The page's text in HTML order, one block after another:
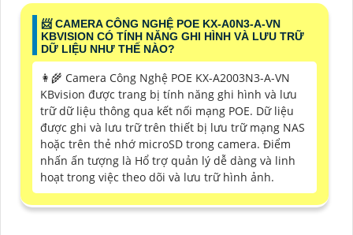
📨 CAMERA CÔNG NGHỆ POE KX-A0N3-A-VN
KBVISION CÓ TÍNH NĂNG GHI HÌNH VÀ LƯU TRỮ
DỮ LIỆU NHƯ THẾ NÀO?
👩‍🌾 Camera Công Nghệ POE KX-A2003N3-A-VN
KBvision được trang bị tính năng ghi hình và lưu
trữ dữ liệu thông qua kết nối mạng POE. Dữ liệu
được ghi và lưu trữ trên thiết bị lưu trữ mạng NAS
hoặc trên thẻ nhớ microSD trong camera. Điểm
nhấn ấn tượng là Hổ trợ quản lý dễ dàng và linh
hoạt trong việc theo dõi và lưu trữ hình ảnh.